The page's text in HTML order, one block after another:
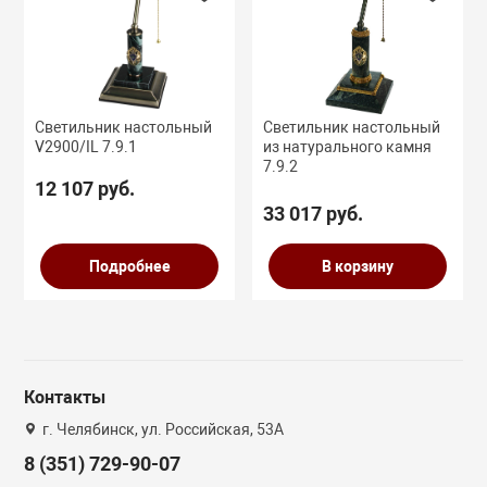
ЛИТЬЕМ
Светильник настольный
V2900/IL 7.9.1
12 107 руб.
Подробнее
Светильник настольный
из натурального камня
7.9.2
33 017 руб.
В корзину
Контакты
г. Челябинск, ул. Российская, 53А
8 (351) 729-90-07